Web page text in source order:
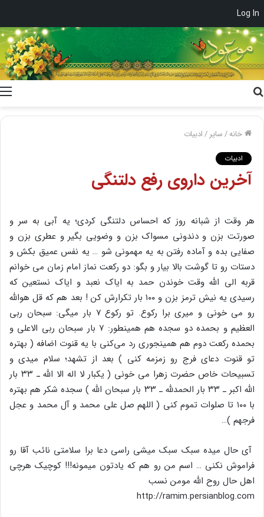
Log In
خانه/سایر /ادبیات
ادبیات
آخرین داروی رفع دلتنگی
هر وقت از شبانه روز که احساس دلتنگی کردی؛ یه آبی به سر و
صورتت بزن و دندونی مسواک بزن و وضویی بگیر و عطری بزن و
صفایی بده و آماده رفتن به یه مهمونی شو … یه نفس عمیق بکش و
دستات رو تا گوشت بالا بیار و بگو: دو رکعت نماز امام زمان می خوانم
قربه الی الله وقت خوندن حمد به ایاک نعبد و ایاک نستعین که
رسیدی یه نیش ترمز بزن و ۱۰۰ بار تکرارش کن ! بعد هم که قل هوالله
رو می خونی و میری برا رکوع. تو رکوع ۷ بار میگی: سبحان ربی
العظیم و بحمده دو سجده هم همینطور: ۷ بار سبحان ربی الاعلی و
بحمده رکعت دوم هم همینجوری رد می‌کنی با یه قنوت اضافه ( بهتره
تو قنوت دعای فرج رو زمزمه کنی ) بعد از تشهد؛ سلام میدی و
تسبیحات خاص حضرت زهرا می خونی ( یکبار لا اله الا الله ـ ۳۳ بار
الله اکبر ـ ۳۳ بار الحمدلله ـ ۳۳ بار سبحان الله ) سجده شکر هم بهتره
با ۱۰۰ تا صلوات تموم کنی ( اللهم صل علی محمد و آل محمد و عجل
فرجهم )…
آی حال میده سبک سبک میشی راسی دعا برا سلامتی نائب آقا رو
فراموش نکنی … اسم من رو هم که یادتون میمونه!!! کوچیک هرچی
اهل حال روح الله مومن نسب
http://ramim.persianblog.com